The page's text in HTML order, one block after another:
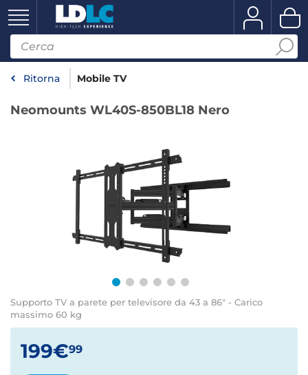
Ritorna Mobile TV
Neomounts WL40S-850BL18 Nero
Supporto TV a parete per televisore da 43 a 86" - Carico
massimo 60 kg
199€99